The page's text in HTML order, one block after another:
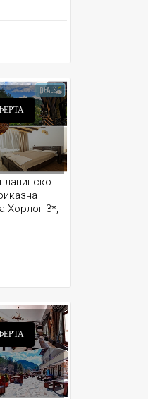
Хорлог 3*,